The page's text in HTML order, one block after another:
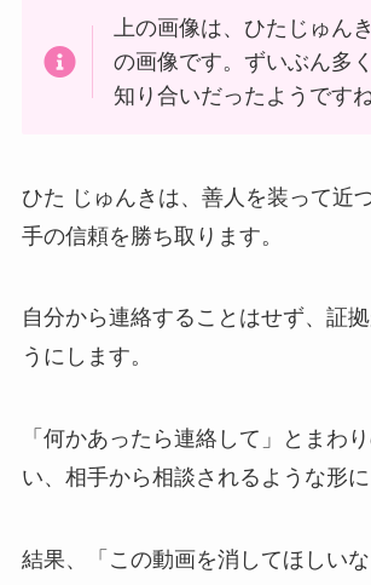
上の画像は、ひたじゅん
の画像です。ずいぶん多
知り合いだったようですね
ひた じゅんきは、善人を装って近
手の信頼を勝ち取ります。
自分から連絡することはせず、証
うにします。
「何かあったら連絡して」とまわ
い、相手から相談されるような形に
結果、「この動画を消してほしい